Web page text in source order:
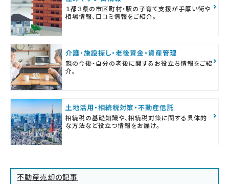
１都３県の市区町村・駅の子育て支援が手厚い街や
相場情報、口コミ情報をご紹介。
介護・施設探し・老後資金・資産管理
親の今後・自分の老後に関するお役立ち情報をご紹
介。
土地活用・相続税対策・不動産信託
相続税の基礎知識や、相続税対策に関する具体的
な方法など役立つ情報をお届け。
不動産売却の記事